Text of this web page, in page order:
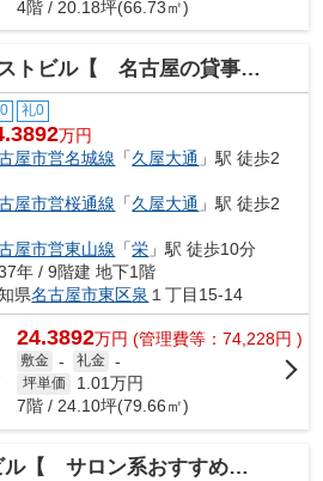
4階 / 20.18坪(66.73㎡)
ル【 名古屋の貸事務所・貸オフィス 】
礼0
万円
屋市営名城線 「久屋大通 」駅 徒歩2
屋市営桜通線 「久屋大通 」駅 徒歩2
屋市営東山線 「栄 」駅 徒歩10分
年 / 9階建 地下1階
県名古屋市東区泉 １丁目15-14
24.3892万円 (管理費等：74,228円 )
敷金 - 礼金 -
坪単価 1.01万円
7階 / 24.10坪(79.66㎡)
【 サロン系おすすめ 】